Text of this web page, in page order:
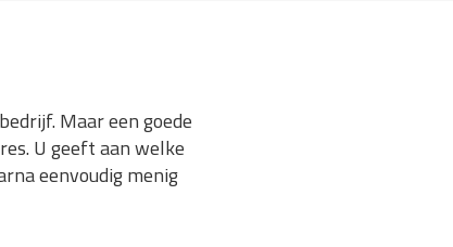
Maar een goede
U geeft aan welke
eenvoudig menig